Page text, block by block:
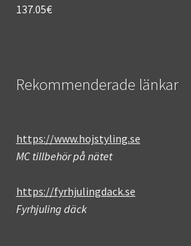
137.05€
Rekommenderade länkar
https://www.hojstyling.se
MC tillbehör på nätet
https://fyrhjulingdack.se
Fyrhjuling däck